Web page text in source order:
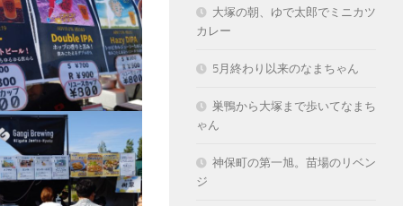
大塚の朝、ゆで太郎でミニカツ
カレー
5月終わり以来のなまちゃん
巣鴨から大塚まで歩いてなまち
ゃん
神保町の第一旭。苗場のリベン
ジ